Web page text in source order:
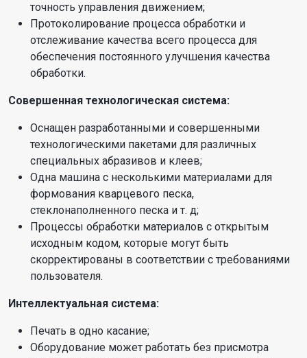
точность управления движением;
Протоколирование процесса обработки и
отслеживание качества всего процесса для
обеспечения постоянного улучшения качества
обработки.
Совершенная технологическая система:
Оснащен разработанными и совершенными
технологическими пакетами для различных
специальных абразивов и клеев;
Одна машина с несколькими материалами для
формования кварцевого песка,
стеклонаполненного песка и т. д;
Процессы обработки материалов с открытым
исходным кодом, которые могут быть
скорректированы в соответствии с требованиями
пользователя.
Интеллектуальная система:
Печать в одно касание;
Оборудование может работать без присмотра